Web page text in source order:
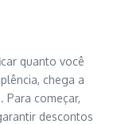
quanto você
chega a
Para começar,
descontos